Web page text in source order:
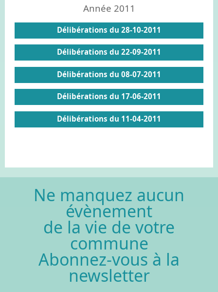
Année 2011
Délibérations du 28-10-2011
Délibérations du 22-09-2011
Délibérations du 08-07-2011
Délibérations du 17-06-2011
Délibérations du 11-04-2011
Ne manquez aucun
évènement
de la vie de votre
commune
Abonnez-vous à la
newsletter